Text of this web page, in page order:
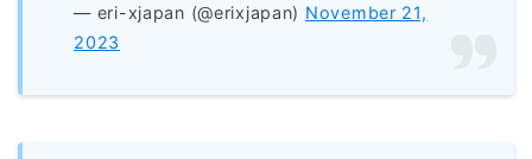
— eri-xjapan (@erixjapan) November 21,
2023